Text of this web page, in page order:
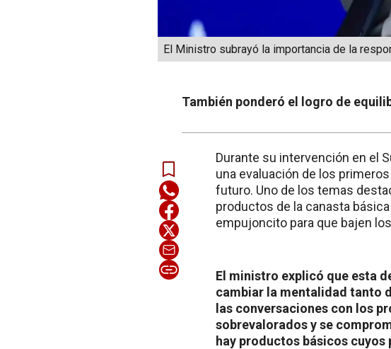
El Ministro subrayó la importancia de la
También ponderó el logro de
Durante su intervención en el
una evaluación de los
futuro. Uno de los temas
productos de la canasta
empujoncito para que bajen
El ministro explicó que esta
cambiar la mentalidad tanto
las conversaciones con los
sobrevalorados y se
hay productos básicos cuyos